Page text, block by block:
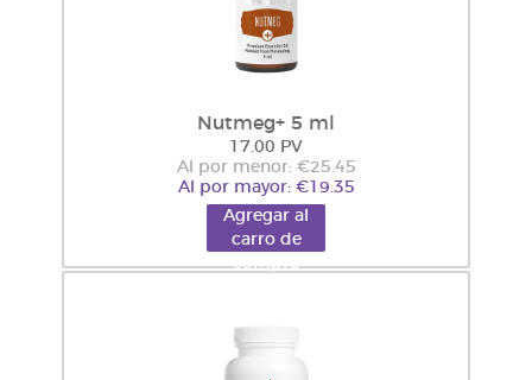
Nutmeg+ 5 ml
17.00 PV
Al por menor: €25.45
Al por mayor: €19.35
Agregar al
carro de
compra